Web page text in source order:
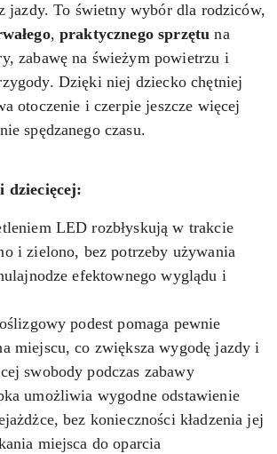
jazdy. To świetny wybór dla rodziców,
,praktycznego sprzętu na
zabawę na świeżym powietrzu i
Dzięki niej dziecko chętniej
otoczenie i czerpie jeszcze więcej
spędzanego czasu.
dziecięcej:
LED rozbłyskują w trakcie
i zielono, bez potrzeby używania
efektownego wyglądu i
podest pomaga pewnie
miejscu, co zwiększa wygodę jazdy i
swobody podczas zabawy
umożliwia wygodne odstawienie
bez konieczności kładzenia jej
miejsca do oparcia